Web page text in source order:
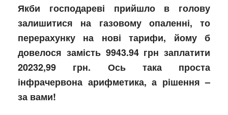
Якби господареві прийшло в голову
залишитися на газовому опаленні, то
перерахунку на нові тарифи, йому б
довелося замість 9943.94 грн заплатити
20232,99 грн. Ось така проста
інфрачервона арифметика, а рішення –
за вами!